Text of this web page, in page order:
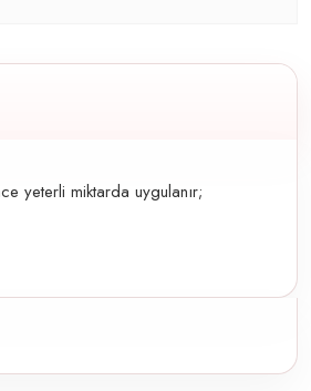
yeterli miktarda uygulanır;